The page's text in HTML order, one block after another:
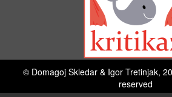
© Domagoj Skledar & Igor Tretinjak,
reserved